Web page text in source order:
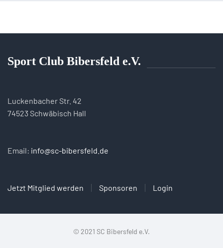
Sport Club Bibersfeld e.V.
Luckenbacher Str. 42
74523 Schwäbisch Hall
Email: info@sc-bibersfeld.de
Jetzt Mitglied werden Sponsoren Login
© 2021 SC Bibersfeld e.V.